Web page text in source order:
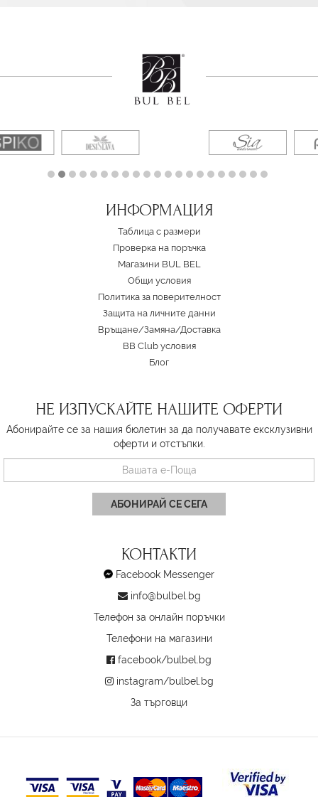
ИНФОРМАЦИЯ
Таблица с размери
Проверка на поръчка
Магазини BUL BEL
Oбщи условия
Политика за поверителност
Защита на личните данни
Връщане/Замяна/Доставка
BB Club условия
Блог
НЕ ИЗПУСКАЙТЕ НАШИТЕ ОФЕРТИ
Абонирайте се за нашия бюлетин за да получавате ексклузивни
оферти и отстъпки.
АБОНИРАЙ СЕ СЕГА
КОНТАКТИ
Facebook Messenger
info@bulbel.bg
Телефон за онлайн поръчки
Телефони на магазини
facebook/bulbel.bg
instagram/bulbel.bg
За търговци